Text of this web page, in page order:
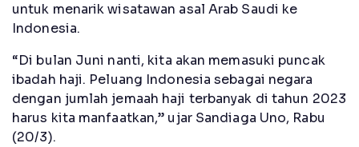
untuk menarik wisatawan asal Arab Saudi ke
Indonesia.
“Di bulan Juni nanti, kita akan memasuki puncak
ibadah haji. Peluang Indonesia sebagai negara
dengan jumlah jemaah haji terbanyak di tahun 2023
harus kita manfaatkan,” ujar Sandiaga Uno, Rabu
(20/3).